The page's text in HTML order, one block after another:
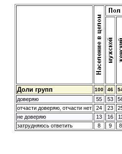
Доли групп 100 46
доверяю 55 53
отчасти доверяю, отчасти нет
24 23
не доверяю
13 16 11
затрудняюсь ответить
8 9 8